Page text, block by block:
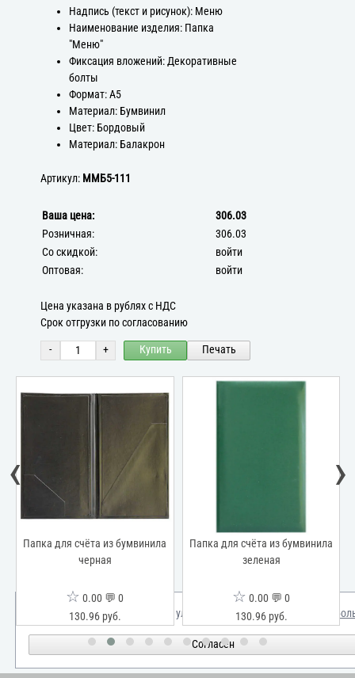
Надпись (текст и рисунок): Меню
Наименование изделия: Папка
"Меню"
Фиксация вложений: Декоративные
болты
Формат: А5
Материал: Бумвинил
Цвет: Бордовый
Материал: Балакрон
Артикул: ММБ5-111
Ваша цена:
306.03
Розничная:
306.03
Со скидкой:
войти
Оптовая:
войти
Цена указана в рублях с НДС
Срок отгрузки по согласованию
- + Купить Печать
Папка для счёта из бумвинила
черная
☆ 0.00 💬 0
130.96 руб.
Папка для счёта из бумвинила
зеленая
☆ 0.00 💬 0
130.96 руб.
‹ ›
Мы используем куки для улучшения вашего опыта. Узнать
Согласен